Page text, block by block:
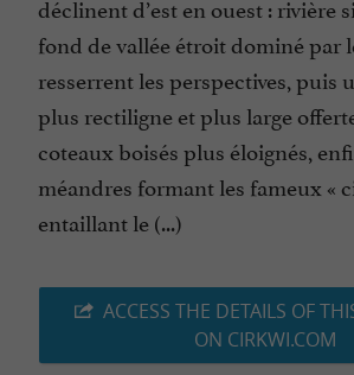
déclinent d’est en ouest : rivière
fond de vallée étroit dominé par
resserrent les perspectives, puis
plus rectiligne et plus large
coteaux boisés plus éloignés,
méandres formant les fameux «
entaillant le (...)
ACCESS THE DETAILS OF
ON CIRKWI.COM